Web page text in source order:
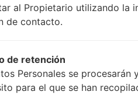
Android 4.1-
al Propietario utilizando la
de contacto.
de retención
Personales se procesarán
para el que se han